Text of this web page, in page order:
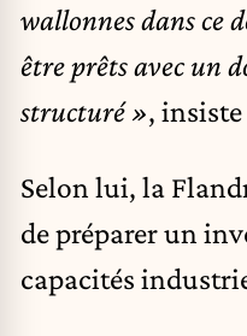
wallonnes dans ce
être prêts avec un
structuré »,
Selon lui, la
de préparer un
capacités